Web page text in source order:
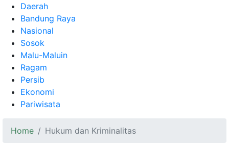
Daerah
Bandung Raya
Nasional
Sosok
Malu-Maluin
Ragam
Persib
Ekonomi
Pariwisata
Home Hukum dan Kriminalitas